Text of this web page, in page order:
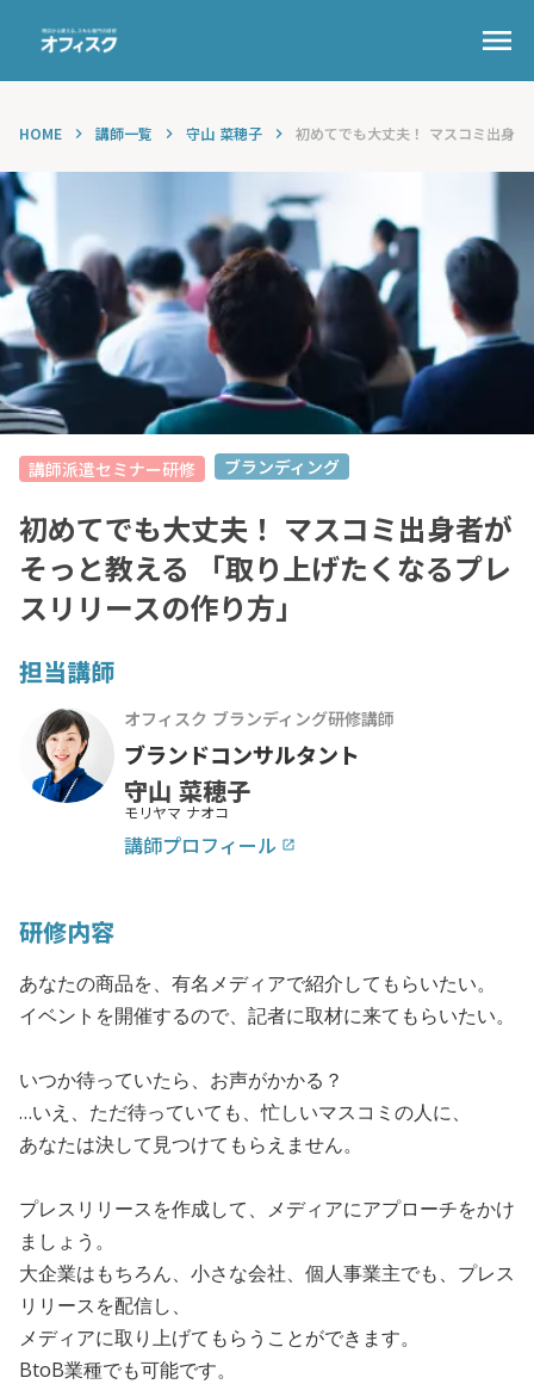
HOME keyboard_arrow_right 講師一覧 keyboard_arrow_right 守山 菜穂子 keyboard_arrow_right 初めてでも大丈夫！ マスコミ出身
講師派遣セミナー研修 ブランディング
初めてでも大丈夫！ マスコミ出身者が
そっと教える 「取り上げたくなるプレ
スリリースの作り方」
担当講師
オフィスク ブランディング研修講師
ブランドコンサルタント
守山 菜穂子
モリヤマ ナオコ
講師プロフィール launch
研修内容
あなたの商品を、有名メディアで紹介してもらいたい。
イベントを開催するので、記者に取材に来てもらいたい。
いつか待っていたら、お声がかかる？
…いえ、ただ待っていても、忙しいマスコミの人に、
あなたは決して見つけてもらえません。
プレスリリースを作成して、メディアにアプローチをかけ
ましょう。
大企業はもちろん、小さな会社、個人事業主でも、プレス
リリースを配信し、
メディアに取り上げてもらうことができます。
BtoB業種でも可能です。
menu